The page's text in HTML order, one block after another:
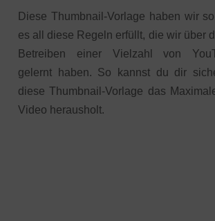
Diese Thumbnail-Vorlage haben wir
es all diese Regeln erfüllt, die wir über
Betreiben einer Vielzahl von
gelernt haben. So kannst du dir
diese Thumbnail-Vorlage das
Video herausholt.